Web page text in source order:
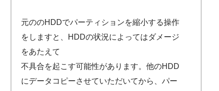
元ののHDDでパーティションを縮小する操作
をしますと、HDDの状況によってはダメージ
をあたえて
不具合を起こす可能性があります。他のHDD
にデータコピーさせていただいてから、パー